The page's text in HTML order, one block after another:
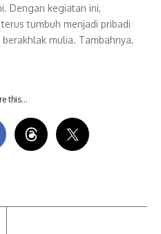
Dengan kegiatan ini,
tumbuh menjadi pribadi
mulia. Tambahnya.
this…